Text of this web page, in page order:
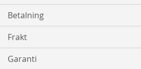
Betalning
Frakt
Garanti